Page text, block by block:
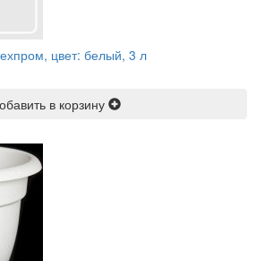
цвет: белый, 3 л
в корзину